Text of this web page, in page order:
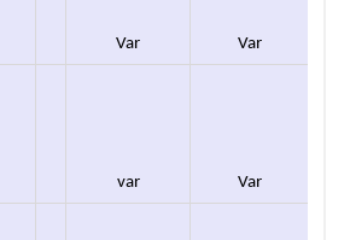
Var Var
var Var